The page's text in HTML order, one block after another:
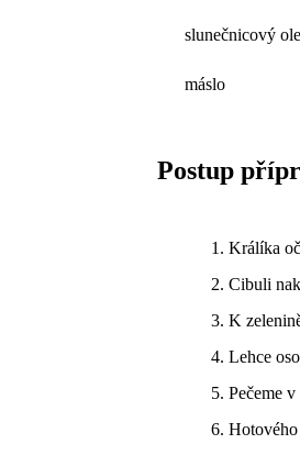
slunečnicový
máslo
Postup
Králíka
Cibuli
K
Lehce
Pečeme
Hotového